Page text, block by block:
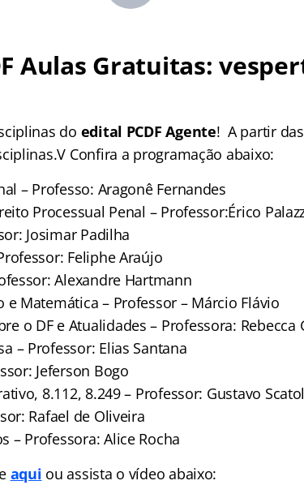
Aulas Gratuitas:
do edital PCDF Agente! A partir
Confira a programação abaixo:
– Professo: Aragonê Fernandes
Processual Penal – Professor:Érico
Josimar Padilha
Feliphe Araújo
Alexandre Hartmann
e Matemática – Professor – Márcio Flávio
o DF e Atualidades – Professora: Rebecca
– Professor: Elias Santana
Jeferson Bogo
8.112, 8.249 – Professor: Gustavo
Rafael de Oliveira
– Professora: Alice Rocha
aqui ou assista o vídeo abaixo: